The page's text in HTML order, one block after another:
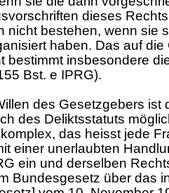
dieses
nicht bestehen, wenn sie
haben. Das auf die
bestimmt insbesondere
Bst. e IPRG).
des Gesetzgebers ist
des Deliktsstatuts
das heisst jede
einer unerlaubten
ein und derselben
Bundesgesetz über das